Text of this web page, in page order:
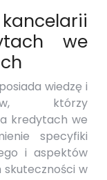
we
wiedzę i
którzy
kredytach we
specyfiki
i aspektów
w